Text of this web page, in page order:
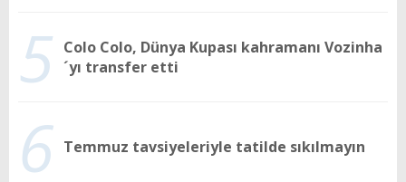
5 Colo Colo, Dünya Kupası kahramanı Vozinha
´yı transfer etti
6 Temmuz tavsiyeleriyle tatilde sıkılmayın